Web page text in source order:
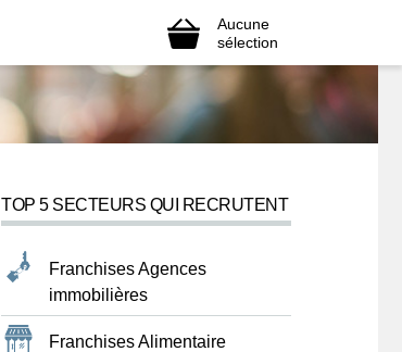
Aucune
sélection
TOP 5 SECTEURS QUI RECRUTENT
Franchises Agences
immobilières
Franchises Alimentaire